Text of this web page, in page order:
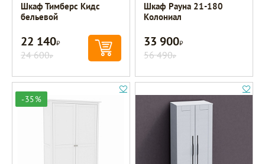
Шкаф Тимберс Кидс
бельевой
22 140Р
24 600Р
Шкаф Рауна 21-180
Колониал
33 900Р
56 490Р
-35%